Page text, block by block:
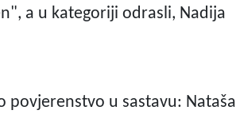
a u kategoriji odrasli, Nadija
povjerenstvo u sastavu: Nataša